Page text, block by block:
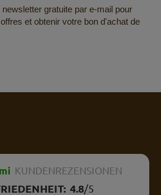
gratuite par e-mail pour
et obtenir votre bon d'achat de
KUNDENREZENSIONEN
4.8/5